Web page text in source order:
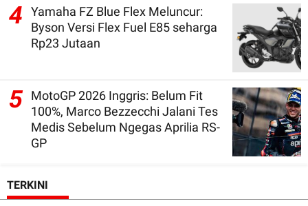
4
Yamaha FZ Blue Flex Meluncur:
Byson Versi Flex Fuel E85 seharga
Rp23 Jutaan
5 MotoGP 2026 Inggris: Belum Fit
100%, Marco Bezzecchi Jalani Tes
Medis Sebelum Ngegas Aprilia RS-
GP
TERKINI